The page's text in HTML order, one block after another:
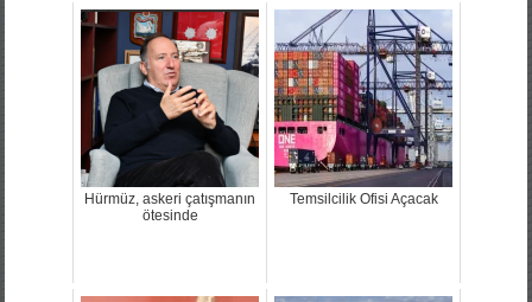
Hürmüz, askeri çatışmanın
ötesinde
Temsilcilik Ofisi Açacak